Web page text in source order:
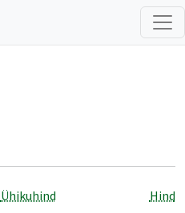
Ühikuhind Hind